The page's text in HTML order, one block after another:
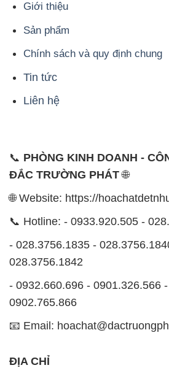
Giới thiệu
Sản phẩm
Chính sách và quy định chung
Tin tức
Liên hệ
📞 PHÒNG KINH DOANH -
ĐẮC TRƯỜNG PHÁT🌐
🌐 Website: https://
📞 Hotline: - 0933.920.505 -
- 028.3756.1835 -
028.3756.1842
- 0932.660.696 - 0901.326.566
0902.765.866
📧 Email:
ĐỊA CHỈ